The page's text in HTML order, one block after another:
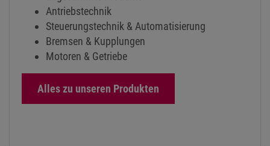
Steuerungstechnik & Automatisierung
Bremsen & Kupplungen
Motoren & Getriebe